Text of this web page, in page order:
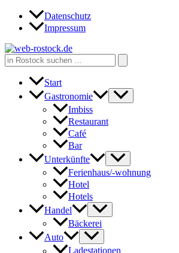
Zum
Inhalt
Datenschutz
Impressum
Search
for:
Start
Gastronomie
Imbiss
Restaurant
Café
Bar
Unterkünfte
Ferienhaus/-wohnung
Hotel
Hotels
Handel
Bäckerei
Auto
Ladestationen